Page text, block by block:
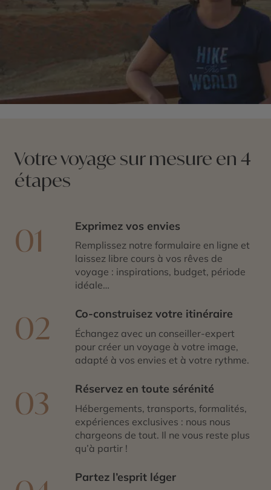
Votre voyage sur mesure en 4
étapes
01 Exprimez vos envies
Remplissez notre formulaire en ligne et
laissez libre cours à vos rêves de
voyage : inspirations, budget, période
idéale…
02 Co-construisez votre itinéraire
Échangez avec un conseiller-expert
pour créer un voyage à votre image,
adapté à vos envies et à votre rythme.
03 Réservez en toute sérénité
Hébergements, transports, formalités,
expériences exclusives : nous nous
chargeons de tout. Il ne vous reste plus
qu’à partir !
Partez l’esprit léger